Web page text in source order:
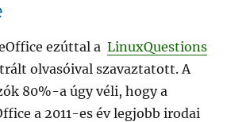
ezúttal aLinuxQuestions
olvasóival szavaztatott. A
80%-a úgy véli, hogy a
a 2011-es év legjobb irodai